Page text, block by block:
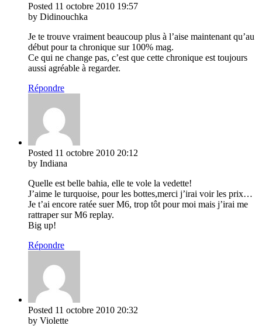
Posted 11 octobre 2010 19:57
by Didinouchka
Je te trouve vraiment beaucoup plus à l’aise maintenant qu’au
début pour ta chronique sur 100% mag.
Ce qui ne change pas, c’est que cette chronique est toujours
aussi agréable à regarder.
Répondre
Posted 11 octobre 2010 20:12
by Indiana
Quelle est belle bahia, elle te vole la vedette!
J’aime le turquoise, pour les bottes,merci j’irai voir les prix…
Je t’ai encore ratée suer M6, trop tôt pour moi mais j’irai me
rattraper sur M6 replay.
Big up!
Répondre
Posted 11 octobre 2010 20:32
by Violette